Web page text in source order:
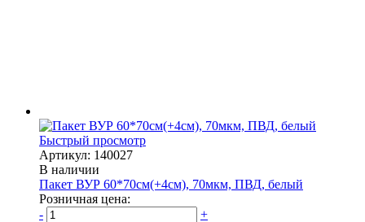
Быстрый просмотр
Артикул: 140027
В наличии
Пакет ВУР 60*70см(+4см), 70мкм, ПВД, белый
Розничная цена:
-
+